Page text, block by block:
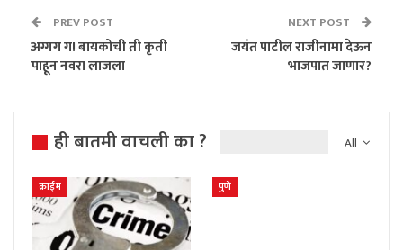
PREV POST
अग्गग ग! बायकोची ती कृती
पाहून नवरा लाजला
NEXT POST
जयंत पाटील राजीनामा देऊन
भाजपात जाणार?
All
ही बातमी वाचली का ?
क्राईम पुणे